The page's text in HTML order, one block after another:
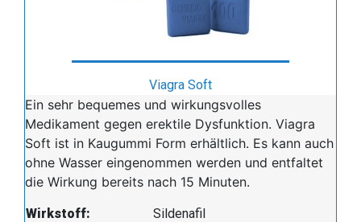
Viagra Soft
Ein sehr bequemes und wirkungsvolles
Medikament gegen erektile Dysfunktion. Viagra
Soft ist in Kaugummi Form erhältlich. Es kann auch
ohne Wasser eingenommen werden und entfaltet
die Wirkung bereits nach 15 Minuten.
Wirkstoff:
Sildenafil